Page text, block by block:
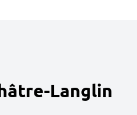
Langlin